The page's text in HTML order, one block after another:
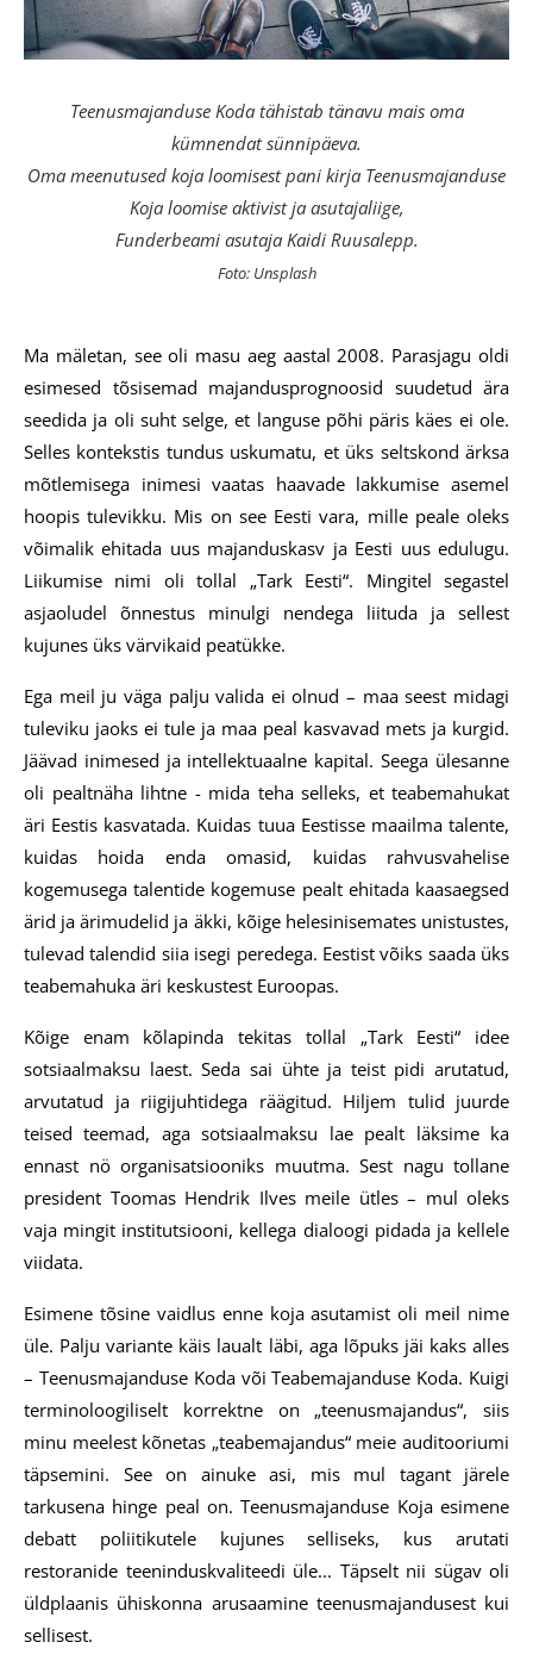
Teenusmajanduse Koda tähistab tänavu mais oma
kümnendat sünnipäeva.
Oma meenutused koja loomisest pani kirja Teenusmajanduse
Koja loomise aktivist ja asutajaliige,
Funderbeami asutaja Kaidi Ruusalepp.
Foto: Unsplash
Ma mäletan, see oli masu aeg aastal 2008. Parasjagu oldi
esimesed tõsisemad majandusprognoosid suudetud ära
seedida ja oli suht selge, et languse põhi päris käes ei ole.
Selles kontekstis tundus uskumatu, et üks seltskond ärksa
mõtlemisega inimesi vaatas haavade lakkumise asemel
hoopis tulevikku. Mis on see Eesti vara, mille peale oleks
võimalik ehitada uus majanduskasv ja Eesti uus edulugu.
Liikumise nimi oli tollal „Tark Eesti“. Mingitel segastel
asjaoludel õnnestus minulgi nendega liituda ja sellest
kujunes üks värvikaid peatükke.
Ega meil ju väga palju valida ei olnud – maa seest midagi
tuleviku jaoks ei tule ja maa peal kasvavad mets ja kurgid.
Jäävad inimesed ja intellektuaalne kapital. Seega ülesanne
oli pealtnäha lihtne - mida teha selleks, et teabemahukat
äri Eestis kasvatada. Kuidas tuua Eestisse maailma talente,
kuidas hoida enda omasid, kuidas rahvusvahelise
kogemusega talentide kogemuse pealt ehitada kaasaegsed
ärid ja ärimudelid ja äkki, kõige helesinisemates unistustes,
tulevad talendid siia isegi peredega. Eestist võiks saada üks
teabemahuka äri keskustest Euroopas.
Kõige enam kõlapinda tekitas tollal „Tark Eesti“ idee
sotsiaalmaksu laest. Seda sai ühte ja teist pidi arutatud,
arvutatud ja riigijuhtidega räägitud. Hiljem tulid juurde
teised teemad, aga sotsiaalmaksu lae pealt läksime ka
ennast nö organisatsiooniks muutma. Sest nagu tollane
president Toomas Hendrik Ilves meile ütles – mul oleks
vaja mingit institutsiooni, kellega dialoogi pidada ja kellele
viidata.
Esimene tõsine vaidlus enne koja asutamist oli meil nime
üle. Palju variante käis laualt läbi, aga lõpuks jäi kaks alles
– Teenusmajanduse Koda või Teabemajanduse Koda. Kuigi
terminoloogiliselt korrektne on „teenusmajandus“, siis
minu meelest kõnetas „teabemajandus“ meie auditooriumi
täpsemini. See on ainuke asi, mis mul tagant järele
tarkusena hinge peal on. Teenusmajanduse Koja esimene
debatt poliitikutele kujunes selliseks, kus arutati
restoranide teeninduskvaliteedi üle... Täpselt nii sügav oli
üldplaanis ühiskonna arusaamine teenusmajandusest kui
sellisest.